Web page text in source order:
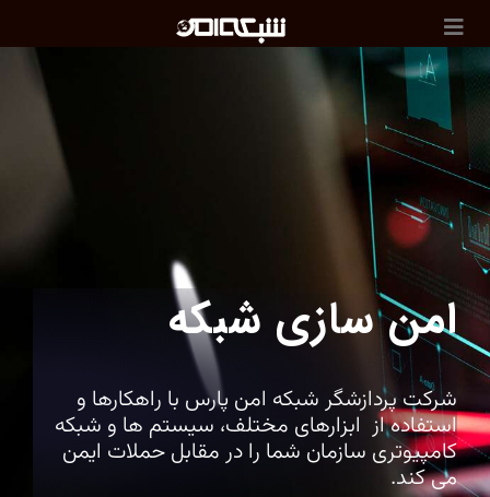
امن سازی شبکه
شرکت پردازشگر شبکه امن پارس با راهکارها و
استفاده از ابزارهای مختلف، سیستم ها و شبکه
کامپیوتری سازمان شما را در مقابل حملات ایمن
می کند.